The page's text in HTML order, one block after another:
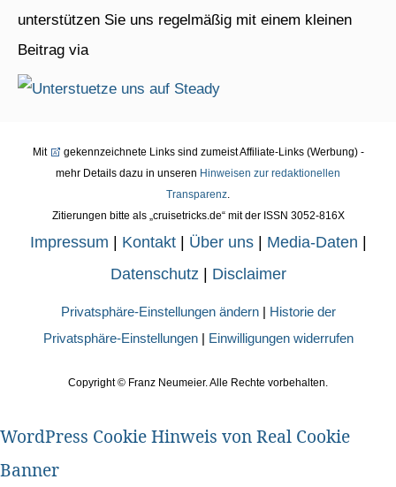
unterstützen Sie uns regelmäßig mit einem kleinen
Beitrag via
Mit
gekennzeichnete Links sind zumeist Affiliate-Links (Werbung) -
mehr Details dazu in unseren Hinweisen zur redaktionellen
Transparenz.
Zitierungen bitte als „cruisetricks.de“ mit der ISSN 3052-816X
Impressum Kontakt| Über uns| Media-Daten
Datenschutz| Disclaimer
Privatsphäre-Einstellungen ändern| Historie der
Privatsphäre-Einstellungen| Einwilligungen widerrufen
Copyright © Franz Neumeier. Alle Rechte vorbehalten.
WordPress Cookie Hinweis von Real Cookie
Banner